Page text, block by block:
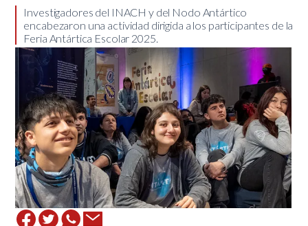
Investigadores del INACH y del Nodo Antártico
encabezaron una actividad dirigida a los participantes de la
Feria Antártica Escolar 2025. ​